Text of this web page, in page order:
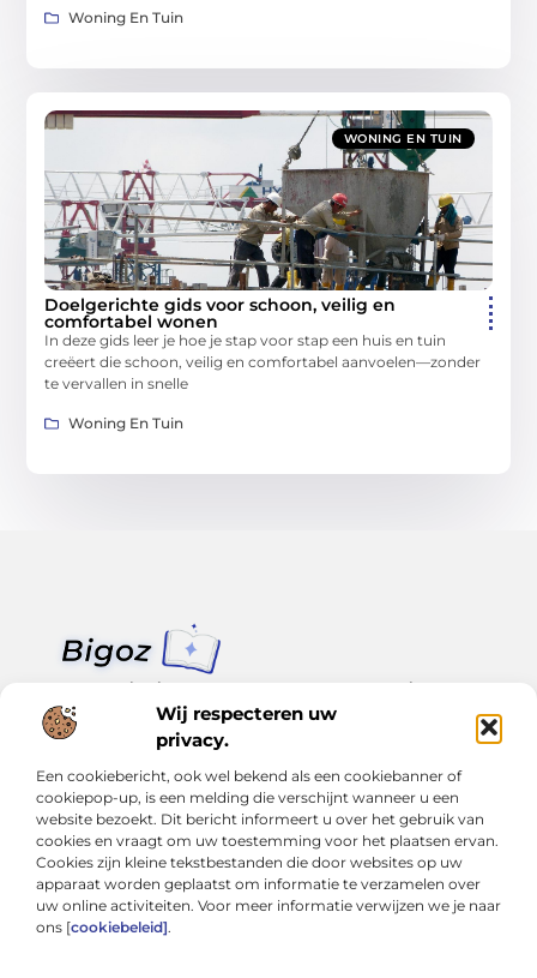
Wij respecteren uw
privacy.
Een cookiebericht, ook wel bekend als een cookiebanner of
cookiepop-up, is een melding die verschijnt wanneer u een
website bezoekt. Dit bericht informeert u over het gebruik van
cookies en vraagt om uw toestemming voor het plaatsen ervan.
Cookies zijn kleine tekstbestanden die door websites op uw
apparaat worden geplaatst om informatie te verzamelen over
uw online activiteiten. Voor meer informatie verwijzen we je naar
ons [cookiebeleid].
Woning En Tuin
WONING EN TUIN
Doelgerichte gids voor schoon, veilig en
comfortabel wonen
In deze gids leer je hoe je stap voor stap een huis en tuin
creëert die schoon, veilig en comfortabel aanvoelen—zonder
te vervallen in snelle
Woning En Tuin
Van klein nieuws tot grote trends – alles op Bigoz.nl.
Lees inspirerende blogs en artikelen over het dagelijks leven,
actualiteit en meer.
Bericht categorie
Onze informatie